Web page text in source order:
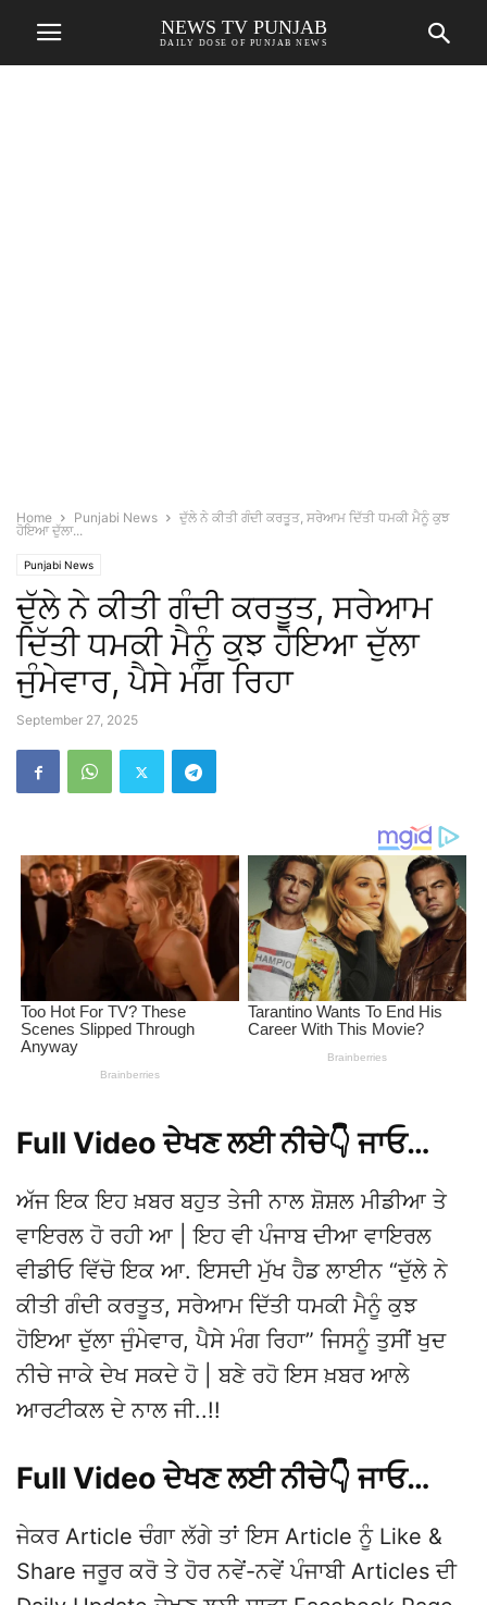
NEWS TV PUNJAB
DAILY DOSE OF PUNJAB NEWS
Home Punjabi News
ਦੁੱਲੇ ਨੇ ਕੀਤੀ ਗੰਦੀ ਕਰਤੂਤ, ਸਰੇਆਮ ਦਿੱਤੀ ਧਮਕੀ ਮੈਨੂੰ ਕੁਝ
ਹੋਇਆ ਦੁੱਲਾ...
Punjabi News
ਦੁੱਲੇ ਨੇ ਕੀਤੀ ਗੰਦੀ ਕਰਤੂਤ, ਸਰੇਆਮ
ਦਿੱਤੀ ਧਮਕੀ ਮੈਨੂੰ ਕੁਝ ਹੋਇਆ ਦੁੱਲਾ
ਜੁੰਮੇਵਾਰ, ਪੈਸੇ ਮੰਗ ਰਿਹਾ
September 27, 2025
Full Video ਦੇਖਣ ਲਈ ਨੀਚੇ👇 ਜਾਓ…
ਅੱਜ ਇਕ ਇਹ ਖ਼ਬਰ ਬਹੁਤ ਤੇਜੀ ਨਾਲ ਸ਼ੋਸ਼ਲ ਮੀਡੀਆ ਤੇ
ਵਾਇਰਲ ਹੋ ਰਹੀ ਆ | ਇਹ ਵੀ ਪੰਜਾਬ ਦੀਆ ਵਾਇਰਲ
ਵੀਡੀਓ ਵਿੱਚੋ ਇਕ ਆ. ਇਸਦੀ ਮੁੱਖ ਹੈਡ ਲਾਈਨ “ਦੁੱਲੇ ਨੇ
ਕੀਤੀ ਗੰਦੀ ਕਰਤੂਤ, ਸਰੇਆਮ ਦਿੱਤੀ ਧਮਕੀ ਮੈਨੂੰ ਕੁਝ
ਹੋਇਆ ਦੁੱਲਾ ਜੁੰਮੇਵਾਰ, ਪੈਸੇ ਮੰਗ ਰਿਹਾ” ਜਿਸਨੂੰ ਤੁਸੀਂ ਖੁਦ
ਨੀਚੇ ਜਾਕੇ ਦੇਖ ਸਕਦੇ ਹੋ | ਬਣੇ ਰਹੋ ਇਸ ਖ਼ਬਰ ਆਲੇ
ਆਰਟੀਕਲ ਦੇ ਨਾਲ ਜੀ..!!
Full Video ਦੇਖਣ ਲਈ ਨੀਚੇ👇 ਜਾਓ…
ਜੇਕਰ Article ਚੰਗਾ ਲੱਗੇ ਤਾਂ ਇਸ Article ਨੂੰ Like &
Share ਜਰੂਰ ਕਰੋ ਤੇ ਹੋਰ ਨਵੇਂ-ਨਵੇਂ ਪੰਜਾਬੀ Articles ਦੀ